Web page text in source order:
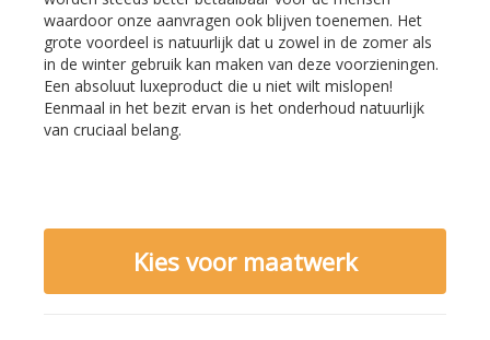
waardoor onze aanvragen ook blijven toenemen. Het
grote voordeel is natuurlijk dat u zowel in de zomer als
in de winter gebruik kan maken van deze voorzieningen.
Een absoluut luxeproduct die u niet wilt mislopen!
Eenmaal in het bezit ervan is het onderhoud natuurlijk
van cruciaal belang.
Kies voor maatwerk